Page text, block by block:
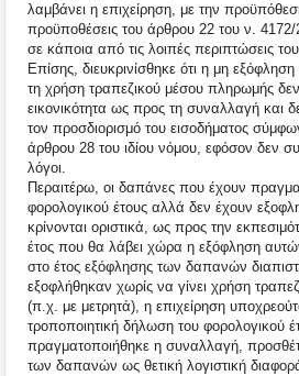
λαμβάνει η επιχείρηση, με την
προϋποθέσεις του άρθρου 22 του ν. 4172/
σε κάποια από τις λοιπές περιπτώσεις
Επίσης, διευκρινίσθηκε ότι η μη
τη χρήση τραπεζικού μέσου πληρωμής
εικονικότητα ως προς τη συναλλαγή και
τον προσδιορισμό του εισοδήματος
άρθρου 28 του ιδίου νόμου, εφόσον δεν
λόγοι.
Περαιτέρω, οι δαπάνες που έχουν
φορολογικού έτους αλλά δεν έχουν
κρίνονται οριστικά, ως προς την
έτος που θα λάβει χώρα η εξόφληση
στο έτος εξόφλησης των δαπανών
εξοφλήθηκαν χωρίς να γίνει χρήση
(π.χ. με μετρητά), η επιχείρηση
τροποποιητική δήλωση του φορολογικού
πραγματοποιήθηκε η συναλλαγή,
των δαπανών ως θετική λογιστική